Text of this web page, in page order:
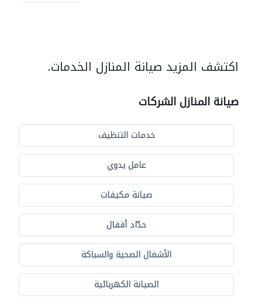
اكتشف المزيد صيانة المنازل الخدمات.
صيانة المنازل الشركات
خدمات التنظيف
عامل يدوي
صيانة مكيفات
حدّاد أقفال
الأشغال الصحية والسباكة
الصيانة الكهربائية